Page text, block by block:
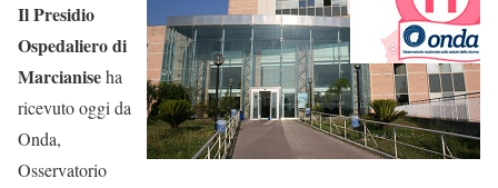
Il Presidio
Ospedaliero di
Marcianiseha
ricevuto oggi da
Onda,
Osservatorio